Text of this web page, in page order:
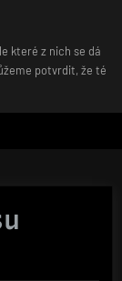
které z nich se dá
potvrdit, že té